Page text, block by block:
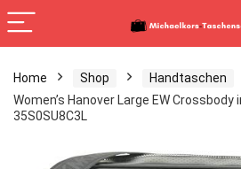
Home Shop Handtaschen
Women’s Hanover Large EW Crossbody
35S0SU8C3L